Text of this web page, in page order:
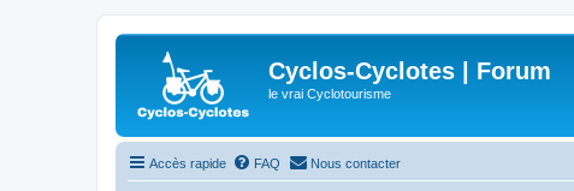
Cyclos-Cyclotes | Forum
le vrai Cyclotourisme
Accès rapide FAQ Nous contacter